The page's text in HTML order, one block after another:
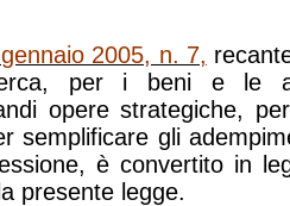
2005, n. 7,
per i beni e le
opere strategiche,
semplificare gli
è convertito in
presente legge.